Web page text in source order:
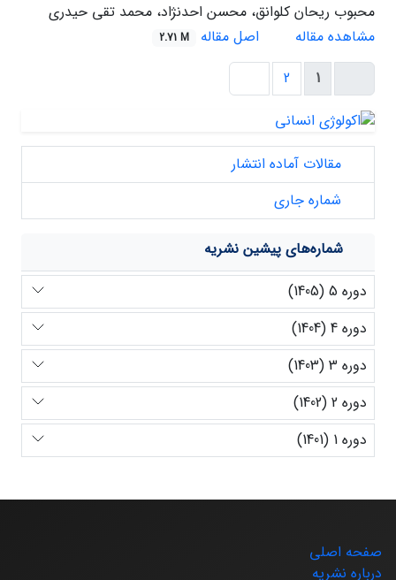
محبوب ریحان کلوانق، محسن احدنژاد، محمد تقی حیدری
مشاهده مقاله
اصل مقاله 2.71 M
1
2
مقالات آماده انتشار
شماره جاری
شماره‌های پیشین نشریه
دوره 5 (1405)
دوره 4 (1404)
دوره 3 (1403)
دوره 2 (1402)
دوره 1 (1401)
صفحه اصلی
درباره نشریه